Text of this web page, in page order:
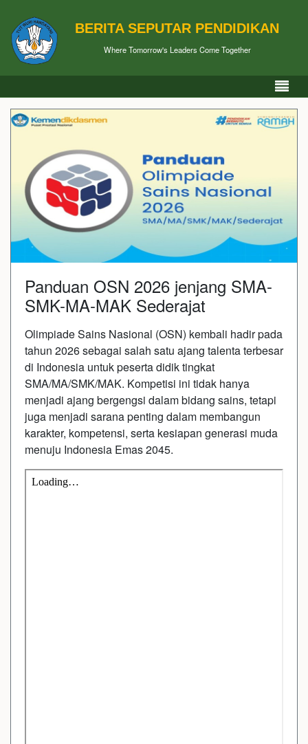
BERITA SEPUTAR PENDIDIKAN
Where Tomorrow's Leaders Come Together
Panduan OSN 2026 jenjang SMA-
SMK-MA-MAK Sederajat
Olimpiade Sains Nasional (OSN) kembali hadir pada
tahun 2026 sebagai salah satu ajang talenta terbesar
di Indonesia untuk peserta didik tingkat
SMA/MA/SMK/MAK. Kompetisi ini tidak hanya
menjadi ajang bergengsi dalam bidang sains, tetapi
juga menjadi sarana penting dalam membangun
karakter, kompetensi, serta kesiapan generasi muda
menuju Indonesia Emas 2045.